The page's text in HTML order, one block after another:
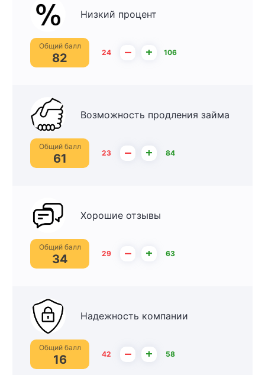
Низкий процент
Общий балл
82 24 – + 106
Возможность продления займа
Общий балл
61 23 – + 84
Хорошие отзывы
Общий балл
34 29 – + 63
Надежность компании
Общий балл
16 42 – + 58